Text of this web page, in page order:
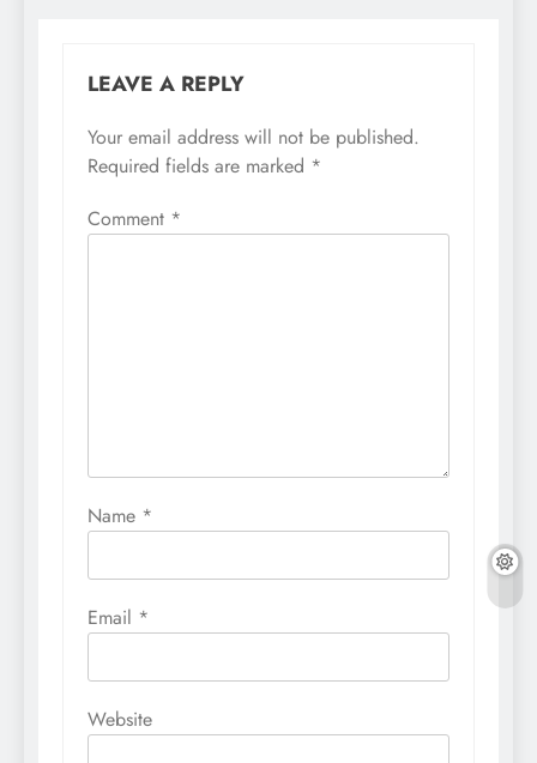
LEAVE A REPLY
Your email address will not be published.
Required fields are marked *
Comment *
Name *
Email *
Website